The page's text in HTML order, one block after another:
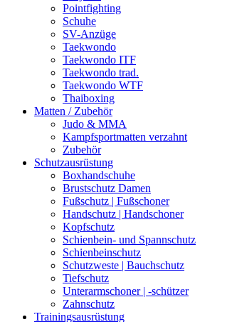
Pointfighting
Schuhe
SV-Anzüge
Taekwondo
Taekwondo ITF
Taekwondo trad.
Taekwondo WTF
Thaiboxing
Matten / Zubehör
Judo & MMA
Kampfsportmatten verzahnt
Zubehör
Schutzausrüstung
Boxhandschuhe
Brustschutz Damen
Fußschutz | Fußschoner
Handschutz | Handschoner
Kopfschutz
Schienbein- und Spannschutz
Schienbeinschutz
Schutzweste | Bauchschutz
Tiefschutz
Unterarmschoner | -schützer
Zahnschutz
Trainingsausrüstung